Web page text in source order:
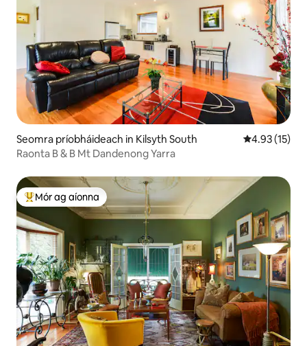
Seomra príobháideach in Kilsyth South Meánrátáil
4.93 (15)
Raonta B & B Mt Dandenong Yarra
An-mhór ag aíonna
Mór ag aíonna